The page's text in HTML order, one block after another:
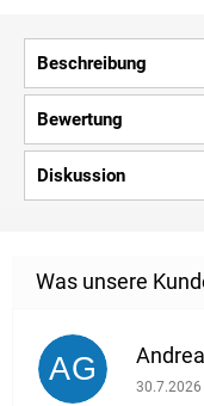
Beschreibung
Bewertung
Diskussion
AG Die
30.7.2026